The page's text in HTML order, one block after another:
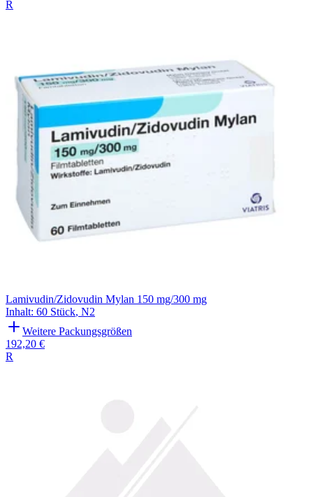
R
Lamivudin/Zidovudin Mylan 150 mg/300 mg
Inhalt: 60 Stück, N2
Weitere Packungsgrößen
192,20 €
R